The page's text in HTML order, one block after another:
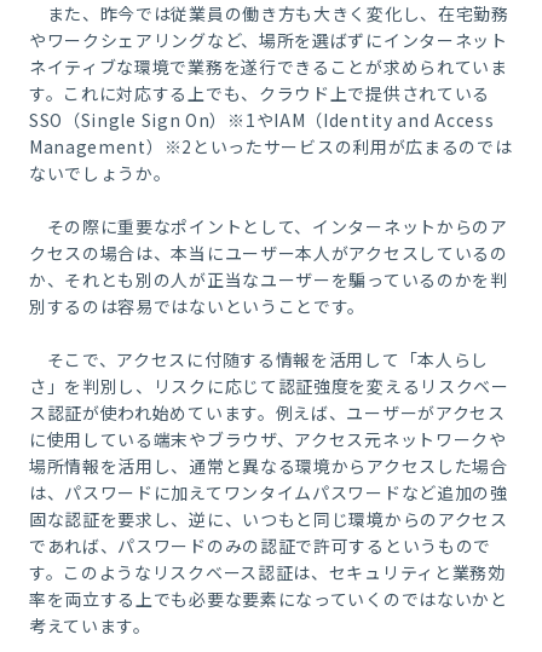
また、昨今では従業員の働き方も大きく変化し、在宅勤務
やワークシェアリングなど、場所を選ばずにインターネット
ネイティブな環境で業務を遂行できることが求められていま
す。これに対応する上でも、クラウド上で提供されている
SSO（Single Sign On）※1やIAM（Identity and Access
Management）※2といったサービスの利用が広まるのでは
ないでしょうか。
その際に重要なポイントとして、インターネットからのア
クセスの場合は、本当にユーザー本人がアクセスしているの
か、それとも別の人が正当なユーザーを騙っているのかを判
別するのは容易ではないということです。
そこで、アクセスに付随する情報を活用して「本人らし
さ」を判別し、リスクに応じて認証強度を変えるリスクベー
ス認証が使われ始めています。 例えば、ユーザーがアクセス
に使用している端末やブラウザ、アクセス元ネットワークや
場所情報を活用し、通常と異なる環境からアクセスした場合
は、パスワードに加えてワンタイムパスワードなど追加の強
固な認証を要求し、逆に、いつもと同じ環境からのアクセス
であれば、パスワードのみの認証で許可するというもので
す。このようなリスクベース認証は、セキュリティと業務効
率を両立する上でも必要な要素になっていくのではないかと
考えています。